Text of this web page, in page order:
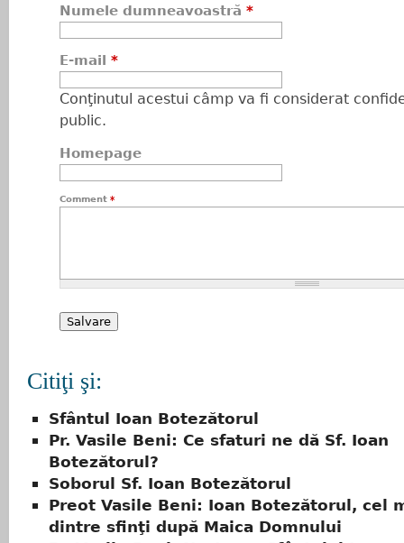
Numele dumneavoastră *
E-mail *
Conţinutul acestui câmp va fi considerat
public.
Homepage
Comment *
Citiţi şi:
Sfântul Ioan Botezătorul
Pr. Vasile Beni: Ce sfaturi ne dă Sf. Ioan
Botezătorul?
Soborul Sf. Ioan Botezătorul
Preot Vasile Beni: Ioan Botezătorul, cel
dintre sfinţi după Maica Domnului